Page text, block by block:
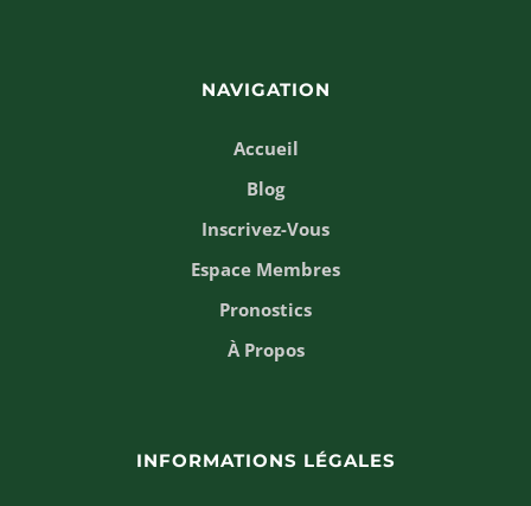
NAVIGATION
Accueil
Blog
Inscrivez-Vous
Espace Membres
Pronostics
À Propos
INFORMATIONS LÉGALES